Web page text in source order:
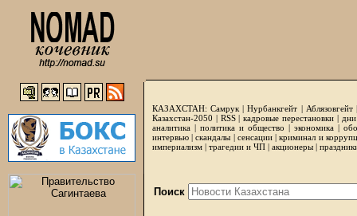
КАЗАХСТАН: Самрук |Нурбанкгейт | Аблязовгейт
Казахстан-2050 | RSS|кадровые перестановки|
аналитика | политика и общество | экономика |
интервью |скандалы | сенсации|криминал и
империализм | трагедии и ЧП | акционеры |
Поиск